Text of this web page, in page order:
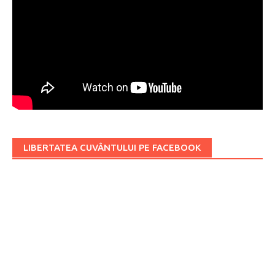
LIBERTATEA CUVÂNTULUI PE FACEBOOK